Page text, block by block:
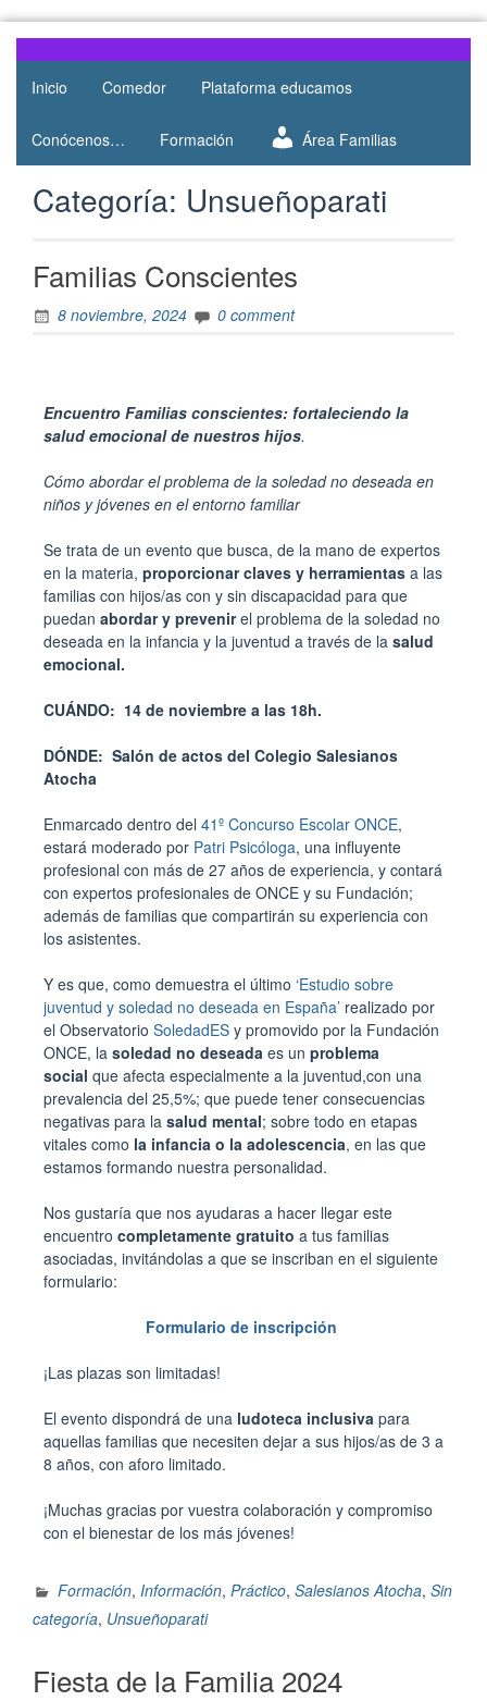
AMPA
Salesianos
Atocha
AMPA del
Colegio
de Atocha
Inicio Comedor Plataforma educamos
Conócenos… Formación Área Familias
Categoría: Unsueñoparati
Familias Conscientes
8 noviembre, 2024 0 comment
Encuentro Familias conscientes: fortaleciendo la
salud emocional de nuestros hijos.
Cómo abordar el problema de la soledad no deseada en
niños y jóvenes en el entorno familiar
Se trata de un evento que busca, de la mano de expertos
en la materia, proporcionar claves y herramientas a las
familias con hijos/as con y sin discapacidad para que
puedan abordar y prevenirel problema de la soledad no
deseada en la infancia y la juventud a través de la salud
emocional.
CUÁNDO: 14 de noviembre a las 18h.
DÓNDE: Salón de actos del Colegio Salesianos
Atocha
Enmarcado dentro del 41º Concurso Escolar ONCE,
estará moderado por Patri Psicóloga, una influyente
profesional con más de 27 años de experiencia, y contará
con expertos profesionales de ONCE y su Fundación;
además de familias que compartirán su experiencia con
los asistentes.
Y es que, como demuestra el último ‘Estudio sobre
juventud y soledad no deseada en España’ realizado por
el Observatorio SoledadES y promovido por la Fundación
ONCE, la soledad no deseada es un problema
social que afecta especialmente a la juventud,con una
prevalencia del 25,5%; que puede tener consecuencias
negativas para la salud mental; sobre todo en etapas
vitales como la infancia o la adolescencia, en las que
estamos formando nuestra personalidad.
Nos gustaría que nos ayudaras a hacer llegar este
encuentro completamente gratuito a tus familias
asociadas, invitándolas a que se inscriban en el siguiente
formulario:
Formulario de inscripción
¡Las plazas son limitadas!
El evento dispondrá de una ludoteca inclusiva para
aquellas familias que necesiten dejar a sus hijos/as de 3 a
8 años, con aforo limitado.
¡Muchas gracias por vuestra colaboración y compromiso
con el bienestar de los más jóvenes!
Formación, Información, Práctico, Salesianos Atocha, Sin
categoría, Unsueñoparati
Fiesta de la Familia 2024